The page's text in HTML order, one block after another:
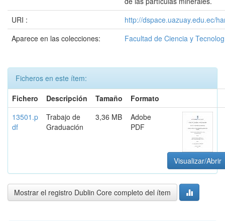
URI :
http://dspace.uazuay.edu.ec/
Aparece en las colecciones:
Facultad de Ciencia y
Ficheros en este ítem:
Fichero
Descripción Tamaño
Formato
13501.p
df
Trabajo de
Graduación
3,36 MB
Adobe
PDF
Visualizar/Abrir
Mostrar el registro Dublin Core completo del ítem